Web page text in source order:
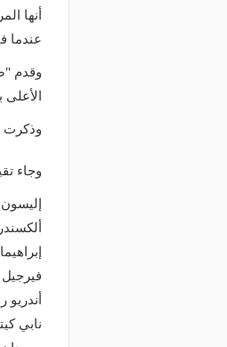
أنها
عندما فاز
وذكرت
وجاء
إليسون
فيرجيل
أندريو
نابي كيتا
والقنوات الناقلة.. دليلك لمتابعة